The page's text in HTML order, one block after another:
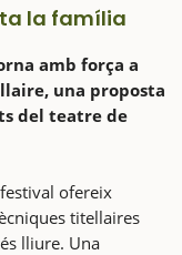
la família
amb força a
una proposta
del teatre de
ofereix
titellaires
lliure. Una